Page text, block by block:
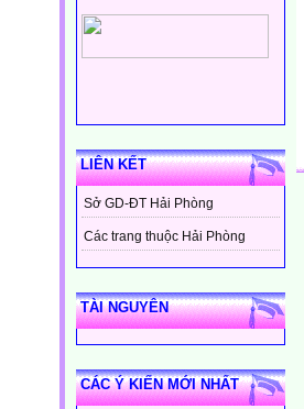
LIÊN KẾT
Sở GD-ĐT Hải Phòng
Các trang thuộc Hải Phòng
TÀI NGUYÊN
CÁC Ý KIẾN MỚI NHẤT